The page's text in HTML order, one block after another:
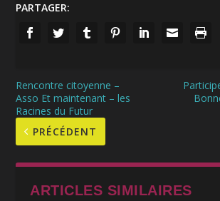
PARTAGER:
Rencontre citoyenne –
Asso Et maintenant – les
Racines du Futur
PRÉCÉDENT
ARTICLES SIMILAIRES